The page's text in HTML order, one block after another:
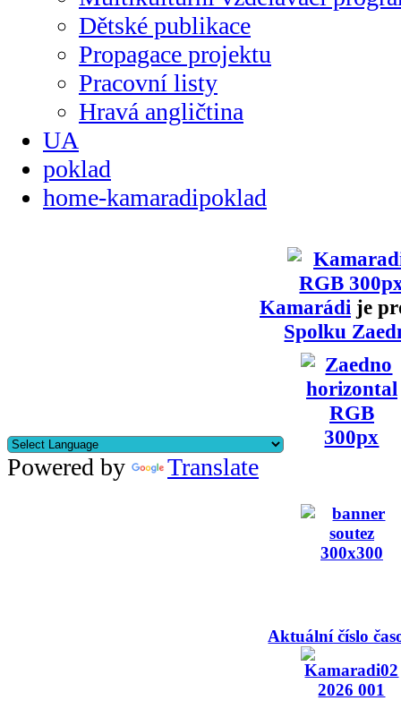
Dětské publikace
Propagace projektu
Pracovní listy
Hravá angličtina
UA
poklad
home-kamaradipoklad
Kamarádi je
Spolku
Powered by Translate
Aktuální číslo